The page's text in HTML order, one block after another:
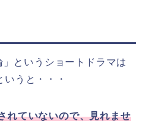
」というショートドラマは
うと・・・
れていないので、見れませ